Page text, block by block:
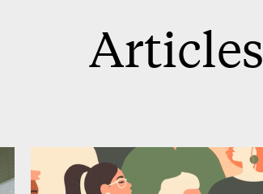
Articles